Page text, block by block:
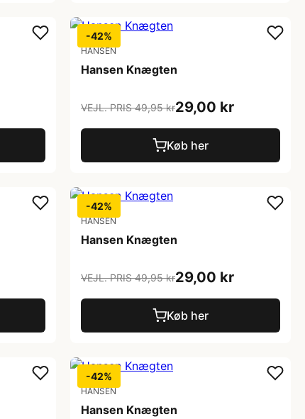
-42%
HANSEN
Hansen Knægten
VEJL. PRIS 49,95 kr29,00 kr
Køb her
-42%
HANSEN
Hansen Knægten
VEJL. PRIS 49,95 kr29,00 kr
Køb her
-42%
HANSEN
Hansen Knægten